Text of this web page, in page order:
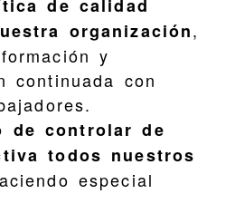
de calidad
organización,
y
continuada con
de controlar de
todos nuestros
especial